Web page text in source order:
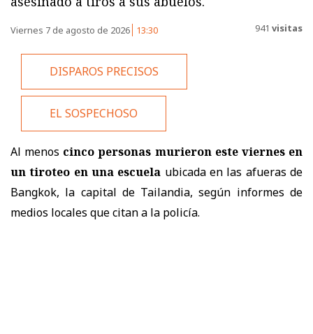
Viernes 7 de agosto de 2026 13:30 941 visitas
DISPAROS PRECISOS
EL SOSPECHOSO
Al menos cinco personas murieron este viernes en
un tiroteo en una escuela ubicada en las afueras de
Bangkok, la capital de Tailandia, según informes de
medios locales que citan a la policía.